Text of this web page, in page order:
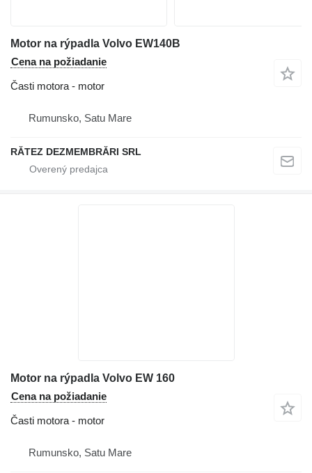
Motor na rýpadla Volvo EW140B
Cena na požiadanie
Časti motora - motor
Rumunsko, Satu Mare
RĂTEZ DEZMEMBRĂRI SRL
Motor na rýpadla Volvo EW 160
Cena na požiadanie
Časti motora - motor
Rumunsko, Satu Mare